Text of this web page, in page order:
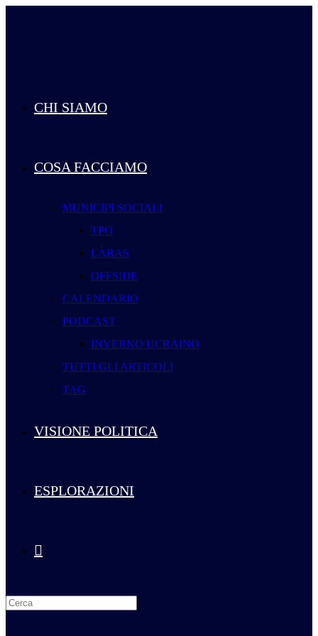
CHI SIAMO
COSA FACCIAMO
MUNICIPI SOCIALI
TPO
LÀBAS
OFFSIDE
CALENDARIO
PODCAST
INVERNO UCRAINO
TUTTI GLI ARTICOLI
TAG
VISIONE POLITICA
ESPLORAZIONI
Attiva/disattiva
la